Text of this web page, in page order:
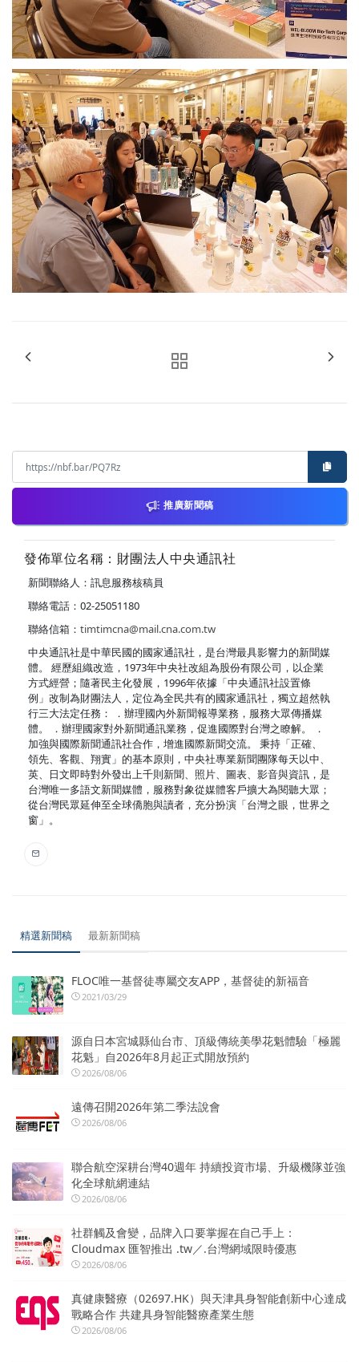
推廣新聞稿
發佈單位名稱：財團法人中央通訊社
新聞聯絡人：訊息服務核稿員
聯絡電話：02-25051180
聯絡信箱： timtimcna@mail.cna.com.tw
中央通訊社是中華民國的國家通訊社，是台灣最具影響力的新聞媒
體。 經歷組織改造，1973年中央社改組為股份有限公司，以企業
方式經營；隨著民主化發展，1996年依據「中央通訊社設置條
例」改制為財團法人，定位為全民共有的國家通訊社，獨立超然執
行三大法定任務： ．辦理國內外新聞報導業務，服務大眾傳播媒
體。 ．辦理國家對外新聞通訊業務，促進國際對台灣之瞭解。 ．
加強與國際新聞通訊社合作，增進國際新聞交流。 秉持「正確、
領先、客觀、翔實」的基本原則，中央社專業新聞團隊每天以中、
英、日文即時對外發出上千則新聞、照片、圖表、影音與資訊，是
台灣唯一多語文新聞媒體，服務對象從媒體客戶擴大為閱聽大眾；
從台灣民眾延伸至全球僑胞與讀者，充分扮演「台灣之眼，世界之
窗」。
精選新聞稿 最新新聞稿
FLOC唯一基督徒專屬交友APP，基督徒的新福音
2021/03/29
源自日本宮城縣仙台市、頂級傳統美學花魁體驗「極麗
花魁」自2026年8月起正式開放預約
2026/08/06
遠傳召開2026年第二季法說會
2026/08/06
聯合航空深耕台灣40週年 持續投資市場、升級機隊並強
化全球航網連結
2026/08/06
社群觸及會變，品牌入口要掌握在自己手上：
Cloudmax 匯智推出 .tw／.台灣網域限時優惠
2026/08/06
真健康醫療（02697.HK）與天津具身智能創新中心達成
戰略合作 共建具身智能醫療產業生態
2026/08/06